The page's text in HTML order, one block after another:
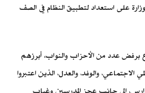
على استعداد لتطبيق النظام في الصف
برفض عدد من الأحزاب والنواب، أبرزهم
الاجتماعي، والوفد، والعدل، الذين اعتبروا
إلى جانب عجز المدرسين وغياب